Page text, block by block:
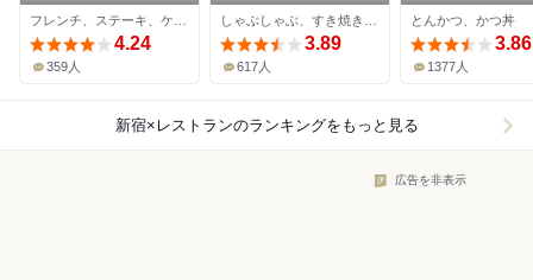
4.24
359人
3.89
617人
とんかつ、かつ丼
3.86
1377人
新宿×レストランのランキングをもっと見る
広告を非表示